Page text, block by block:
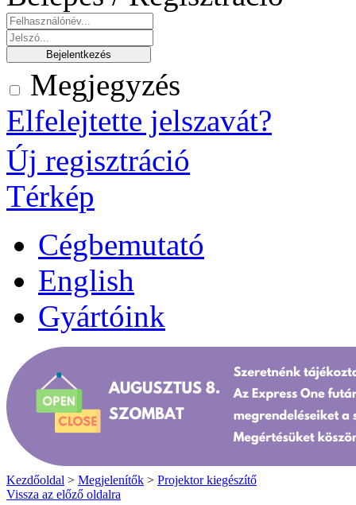
Megjegyzés
Elfelejtette jelszavát?
Új regisztráció
Térkép
Cégbemutató
English
Gyártóink
Kezdőoldal > Megjelenítők > Projektor kiegészítő
Vissza az előző oldalra